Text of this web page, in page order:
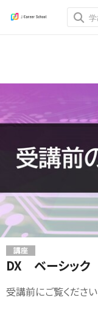
講座
DX ベーシック
受講前にご覧ください